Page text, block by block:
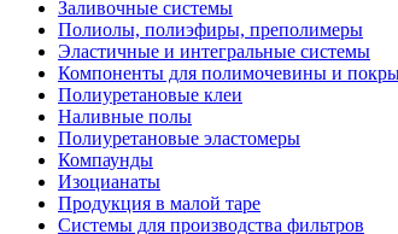
Заливочные системы
Полиолы, полиэфиры, преполимеры
Эластичные и интегральные системы
Компоненты для полимочевины и
Полиуретановые клеи
Наливные полы
Полиуретановые эластомеры
Компаунды
Изоцианаты
Продукция в малой таре
Системы для производства фильтров